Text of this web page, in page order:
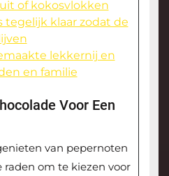
of kokosvlokken
tegelijk klaar zodat de
lekkernij en
en familie
Voor Een
van pepernoten
raden om te kiezen voor